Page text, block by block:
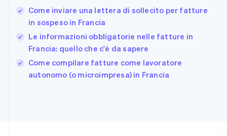
Come inviare una lettera di sollecito per fatture
in sospeso in Francia
Le informazioni obbligatorie nelle fatture in
Francia: quello che c'è da sapere
Come compilare fatture come lavoratore
autonomo (o microimpresa) in Francia
日本語English
Gibilterra
English
Grecia
English
India
Irlanda